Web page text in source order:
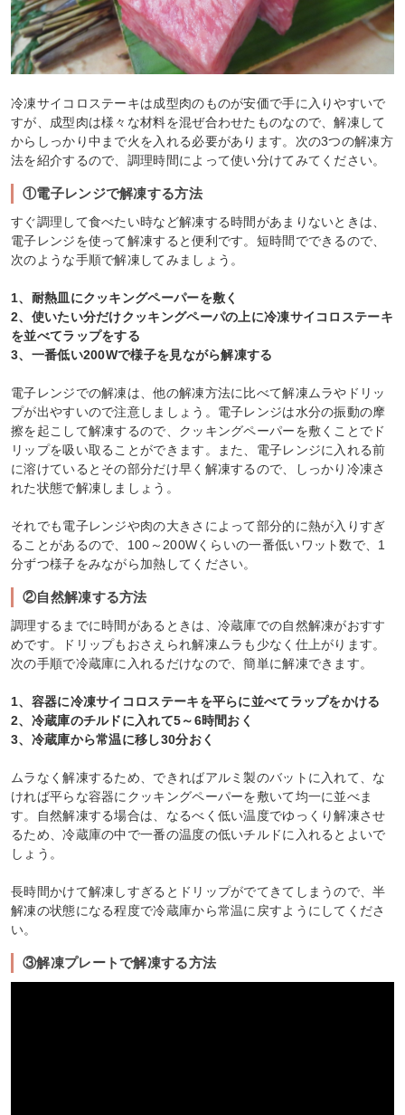
冷凍サイコロステーキは成型肉のものが安価で手に入りやすいで
すが、成型肉は様々な材料を混ぜ合わせたものなので、解凍して
からしっかり中まで火を入れる必要があります。次の3つの解凍方
法を紹介するので、調理時間によって使い分けてみてください。
①電子レンジで解凍する方法
すぐ調理して食べたい時など解凍する時間があまりないときは、
電子レンジを使って解凍すると便利です。短時間でできるので、
次のような手順で解凍してみましょう。
1、耐熱皿にクッキングペーパーを敷く
2、使いたい分だけクッキングペーパの上に冷凍サイコロステーキ
を並べてラップをする
3、一番低い200Wで様子を見ながら解凍する
電子レンジでの解凍は、他の解凍方法に比べて解凍ムラやドリッ
プが出やすいので注意しましょう。電子レンジは水分の振動の摩
擦を起こして解凍するので、クッキングペーパーを敷くことでド
リップを吸い取ることができます。また、電子レンジに入れる前
に溶けているとその部分だけ早く解凍するので、しっかり冷凍さ
れた状態で解凍しましょう。
それでも電子レンジや肉の大きさによって部分的に熱が入りすぎ
ることがあるので、100～200Wくらいの一番低いワット数で、1
分ずつ様子をみながら加熱してください。
②自然解凍する方法
調理するまでに時間があるときは、冷蔵庫での自然解凍がおすす
めです。ドリップもおさえられ解凍ムラも少なく仕上がります。
次の手順で冷蔵庫に入れるだけなので、簡単に解凍できます。
1、容器に冷凍サイコロステーキを平らに並べてラップをかける
2、冷蔵庫のチルドに入れて5～6時間おく
3、冷蔵庫から常温に移し30分おく
ムラなく解凍するため、できればアルミ製のバットに入れて、な
ければ平らな容器にクッキングペーパーを敷いて均一に並べま
す。自然解凍する場合は、なるべく低い温度でゆっくり解凍させ
るため、冷蔵庫の中で一番の温度の低いチルドに入れるとよいで
しょう。
長時間かけて解凍しすぎるとドリップがでてきてしまうので、半
解凍の状態になる程度で冷蔵庫から常温に戻すようにしてくださ
い。
③解凍プレートで解凍する方法